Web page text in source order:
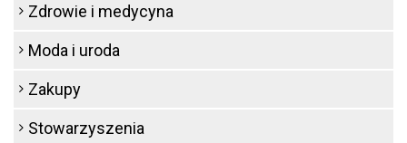
Zdrowie i medycyna
Moda i uroda
Zakupy
Stowarzyszenia